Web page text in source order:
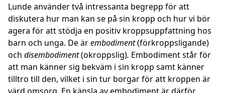
Lunde använder två intressanta begrepp för att
diskutera hur man kan se på sin kropp och hur vi bör
agera för att stödja en positiv kroppsuppfattning hos
barn och unga. De ärembodiment(förkroppsligande)
och disembodiment(okroppslig). Embodiment står för
att man känner sig bekväm i sin kropp samt känner
tilltro till den, vilket i sin tur borgar för att kroppen är